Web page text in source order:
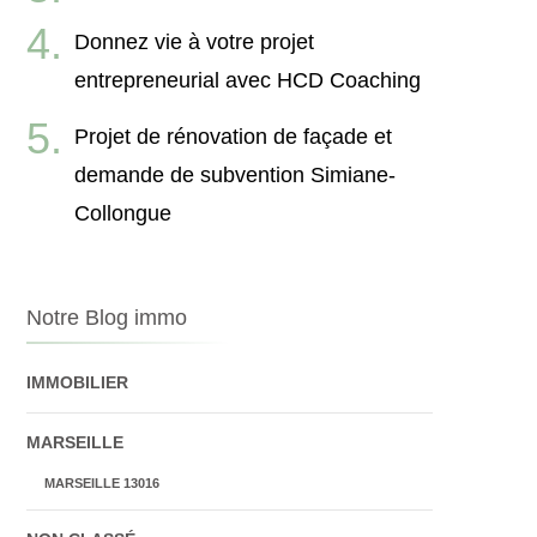
Donnez vie à votre projet
entrepreneurial avec HCD Coaching
Projet de rénovation de façade et
demande de subvention Simiane-
Collongue
Notre Blog immo
IMMOBILIER
MARSEILLE
MARSEILLE 13016